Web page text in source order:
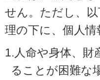
せん。ただし、
理の下に、個人
1.人命や身体、財
ることが困難な